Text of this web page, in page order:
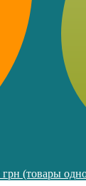
(товары